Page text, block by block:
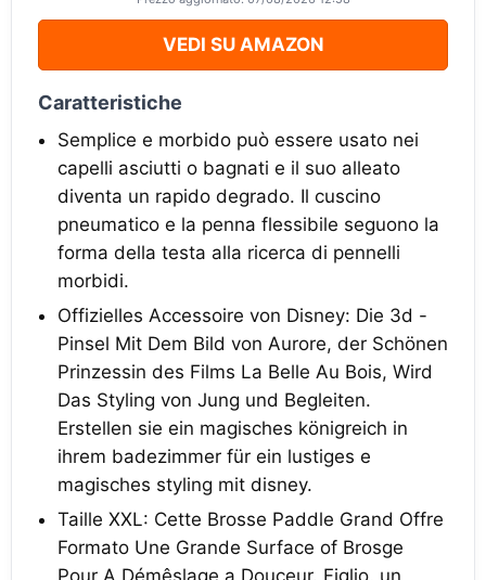
VEDI SU AMAZON
Caratteristiche
Semplice e morbido può essere usato nei
capelli asciutti o bagnati e il suo alleato
diventa un rapido degrado. Il cuscino
pneumatico e la penna flessibile seguono la
forma della testa alla ricerca di pennelli
morbidi.
Offizielles Accessoire von Disney: Die 3d -
Pinsel Mit Dem Bild von Aurore, der Schönen
Prinzessin des Films La Belle Au Bois, Wird
Das Styling von Jung und Begleiten.
Erstellen sie ein magisches königreich in
ihrem badezimmer für ein lustiges e
magisches styling mit disney.
Taille XXL: Cette Brosse Paddle Grand Offre
Formato Une Grande Surface of Brosge